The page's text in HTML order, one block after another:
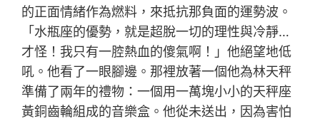
的正面情緒作為燃料，來抵抗那負面的運勢波。
「水瓶座的優勢，就是超脫一切的理性與冷靜…
才怪！我只有一腔熱血的傻氣啊！」他絕望地低
吼。他看了一眼腳邊。那裡放著一個他為林天秤
準備了兩年的禮物：一個用一萬塊小小的天秤座
黃銅齒輪組成的音樂盒。他從未送出，因為害怕